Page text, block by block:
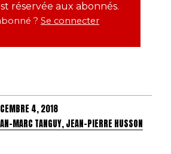
réservée aux abonnés.
? Se connecter
4, 2018
MARC TANGUY, JEAN-PIERRE HUSSON